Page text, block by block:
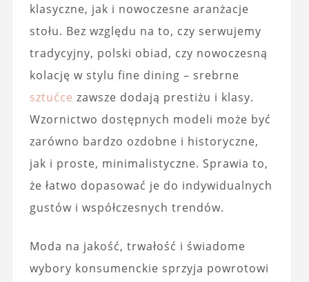
klasyczne, jak i nowoczesne aranżacje
stołu. Bez względu na to, czy serwujemy
tradycyjny, polski obiad, czy nowoczesną
kolację w stylu fine dining – srebrne
sztućce zawsze dodają prestiżu i klasy.
Wzornictwo dostępnych modeli może być
zarówno bardzo ozdobne i historyczne,
jak i proste, minimalistyczne. Sprawia to,
że łatwo dopasować je do indywidualnych
gustów i współczesnych trendów.
Moda na jakość, trwałość i świadome
wybory konsumenckie sprzyja powrotowi